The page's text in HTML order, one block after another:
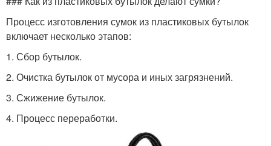
Процесс изготовления сумок из пластиковых бутылок
включает несколько этапов:
1. Сбор бутылок.
2. Очистка бутылок от мусора и иных загрязнений.
3. Сжижение бутылок.
4. Процесс переработки.